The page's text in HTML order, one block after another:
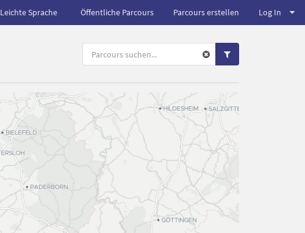
Leichte Sprache Öffentliche Parcours Parcours erstellen Log In